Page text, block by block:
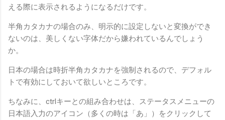
える際に表示されるようになるだけです。
半角カタカナの場合のみ、明示的に設定しないと変換ができ
ないのは、美しくない字体だから嫌われているんでしょう
か。
日本の場合は時折半角カタカナを強制されるので、デフォル
トで有効にしておいて欲しいところです。
ちなみに、ctrlキーとの組み合わせは、ステータスメニューの
日本語入力のアイコン（多くの時は「あ」）をクリックして